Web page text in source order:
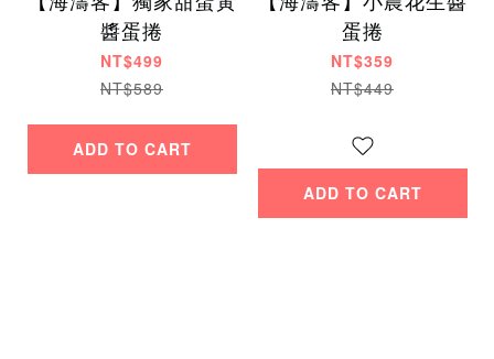
醬蛋捲
NT$499
NT$589
ADD TO CART
蛋捲
NT$359
NT$449
ADD TO CART